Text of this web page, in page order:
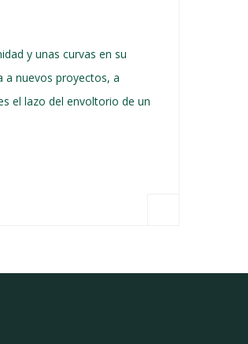
y unas curvas en su
a nuevos proyectos, a
el lazo del envoltorio de un